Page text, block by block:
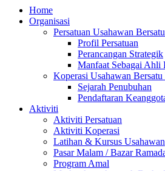
Home
Organisasi
Persatuan Usahawan
Profil Persatuan
Perancangan Strategik
Manfaat Sebagai Ahli
Koperasi Usahawan
Sejarah Penubuhan
Pendaftaran
Aktiviti
Aktiviti Persatuan
Aktiviti Koperasi
Latihan & Kursus Usahawan
Pasar Malam / Bazar
Program Amal